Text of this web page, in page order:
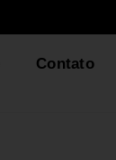
Contato